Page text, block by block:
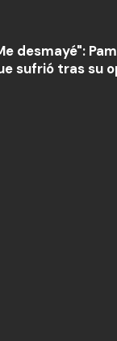
desmayé":
sufrió tras su